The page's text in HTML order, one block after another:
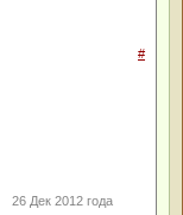
#
26 Дек 2012 года